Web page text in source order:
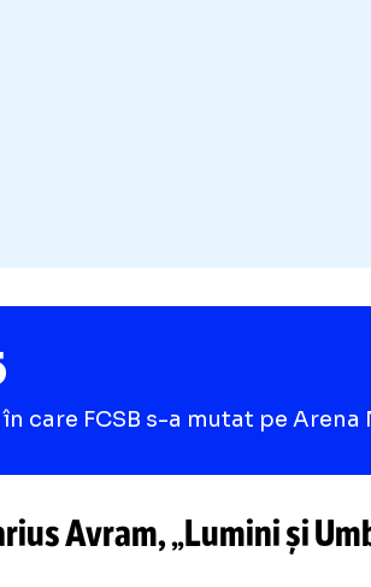
care FCSB s-a mutat pe Arena
Avram, „Lumini și